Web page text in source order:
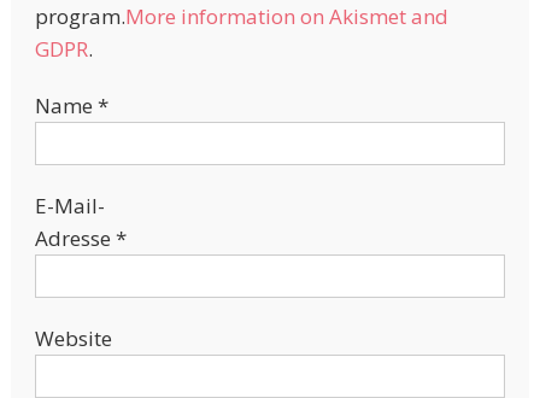
program.More information on Akismet and
GDPR.
Name *
E-Mail-
Adresse *
Website